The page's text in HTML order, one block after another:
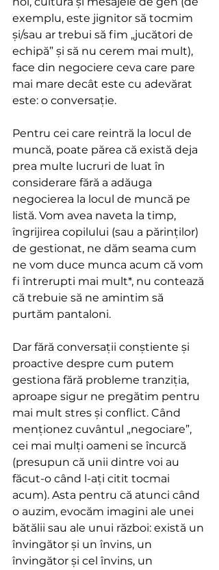
exemplu, este jignitor să tocmim
și/sau ar trebui să fim „jucători de
echipă” și să nu cerem mai mult),
face din negociere ceva care pare
mai mare decât este cu adevărat
este: o conversație.
Pentru cei care reintră la locul de
muncă, poate părea că există deja
prea multe lucruri de luat în
considerare fără a adăuga
negocierea la locul de muncă pe
listă. Vom avea naveta la timp,
îngrijirea copilului (sau a părinților)
de gestionat, ne dăm seama cum
ne vom duce munca acum că vom
fi întrerupti mai mult*, nu contează
că trebuie să ne amintim să
purtăm pantaloni.
Dar fără conversații conștiente și
proactive despre cum putem
gestiona fără probleme tranziția,
aproape sigur ne pregătim pentru
mai mult stres și conflict. Când
menționez cuvântul „negociare”,
cei mai mulți oameni se încurcă
(presupun că unii dintre voi au
făcut-o când l-ați citit tocmai
acum). Asta pentru că atunci când
o auzim, evocăm imagini ale unei
bătălii sau ale unui război: există un
învingător și un învins, un
învingător și cel învins, un